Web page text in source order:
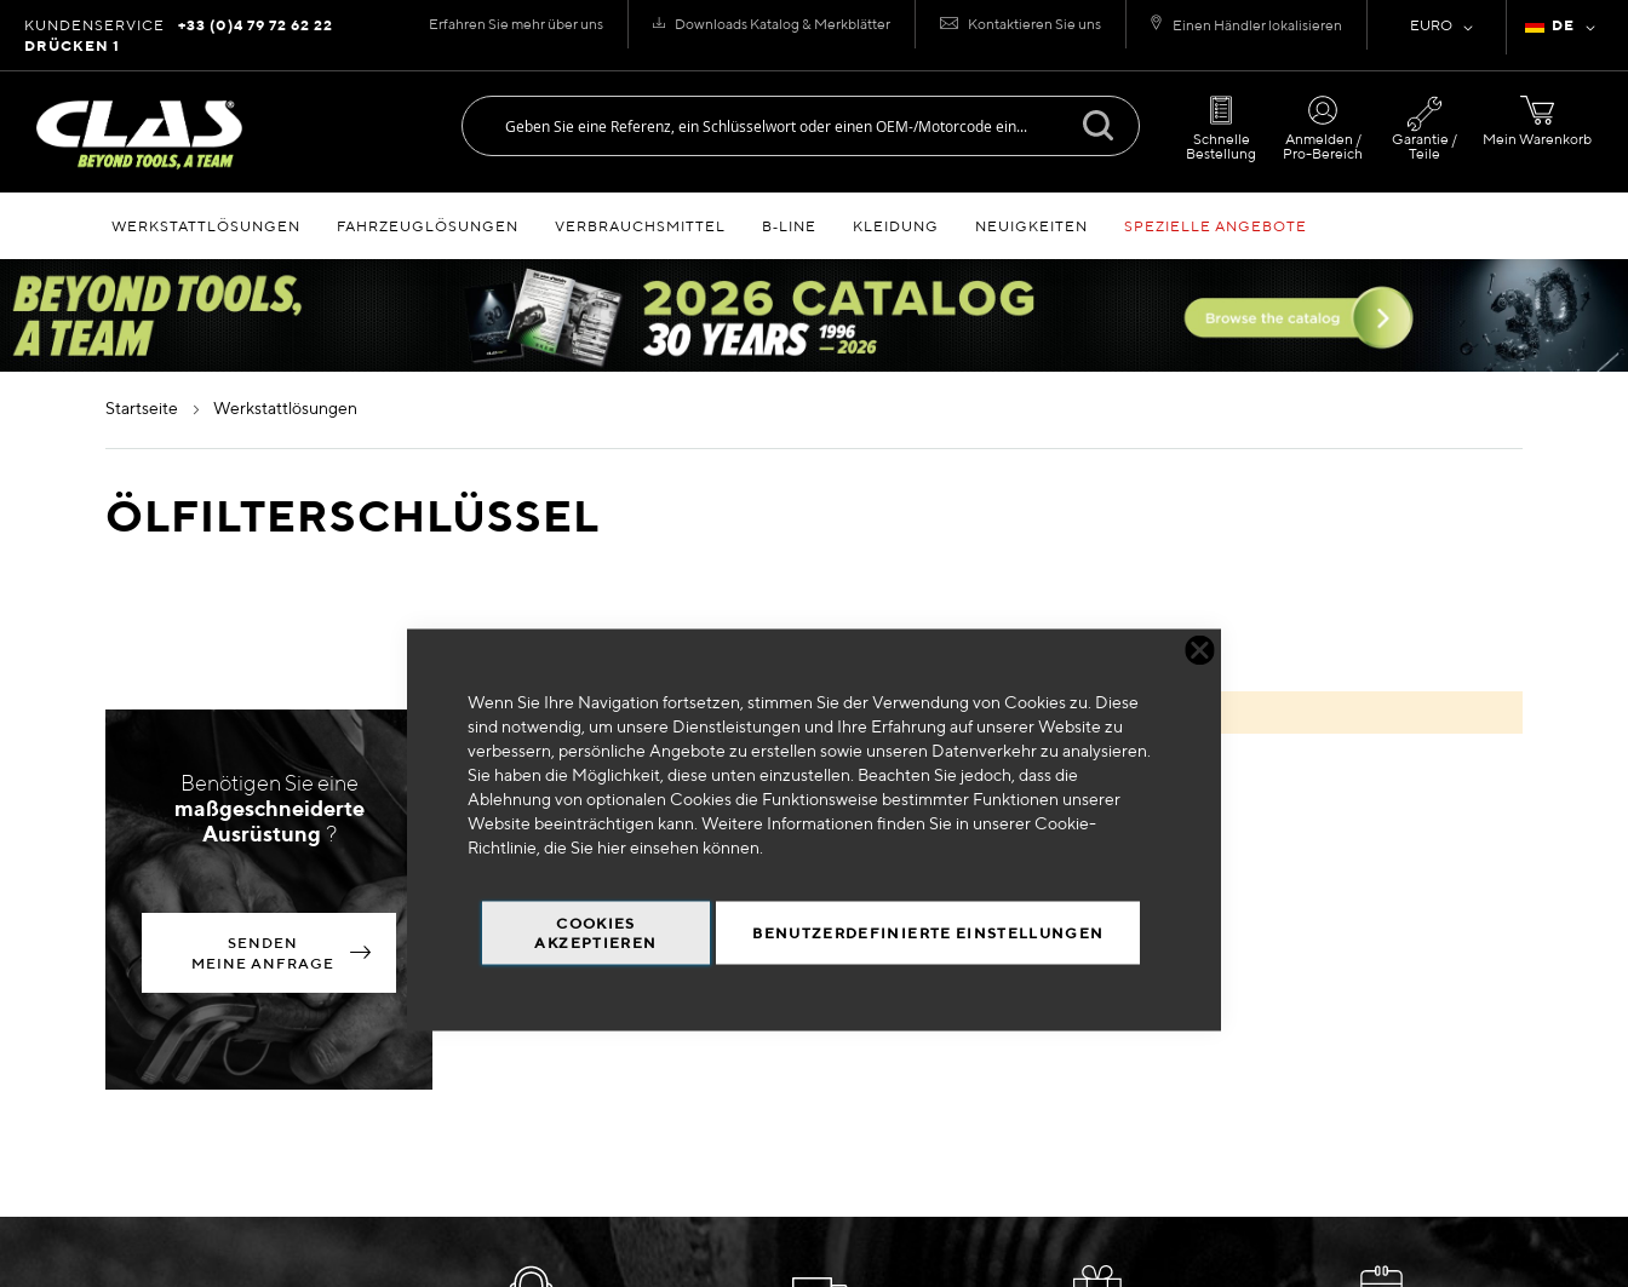
Wenn Sie Ihre Navigation fortsetzen, stimmen Sie der Verwendung von Cookies zu. Diese
sind notwendig, um unsere Dienstleistungen und Ihre Erfahrung auf unserer Website zu
verbessern, persönliche Angebote zu erstellen sowie unseren Datenverkehr zu analysieren.
Sie haben die Möglichkeit, diese unten einzustellen. Beachten Sie jedoch, dass die
Ablehnung von optionalen Cookies die Funktionsweise bestimmter Funktionen unserer
Website beeinträchtigen kann. Weitere Informationen finden Sie in unserer Cookie-
Richtlinie, die Sie hiereinsehen können.
COOKIES
AKZEPTIEREN
BENUTZERDEFINIERTE EINSTELLUNGEN
Sprache
DE
Währung
EURO
Erfahren Sie mehr über uns Downloads Katalog & Merkblätter Kontaktieren Sie uns Einen Händler lokalisieren
Inhalt
springen
KUNDENSERVICE
+33 (0)4 79 72 62 22
DRÜCKEN 1
Mein Warenkorb
Schnelle
Bestellung
Anmelden /
Pro-Bereich
Garantie /
Teile
WERKSTATTLÖSUNGEN FAHRZEUGLÖSUNGEN VERBRAUCHSMITTEL B‑LINE KLEIDUNG NEUIGKEITEN SPEZIELLE ANGEBOTE
startseite werkstattlösungen
ÖLFILTERSCHLÜSSEL
Leider können wir keine passenden Produkte zu ihrer Auswahl finden.
Benötigen Sie eine
maßgeschneiderte
Ausrüstung ?
SENDEN
MEINE ANFRAGE